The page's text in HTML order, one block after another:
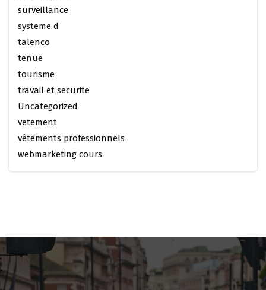
surveillance
systeme d
talenco
tenue
tourisme
travail et securite
Uncategorized
vetement
vêtements professionnels
webmarketing cours